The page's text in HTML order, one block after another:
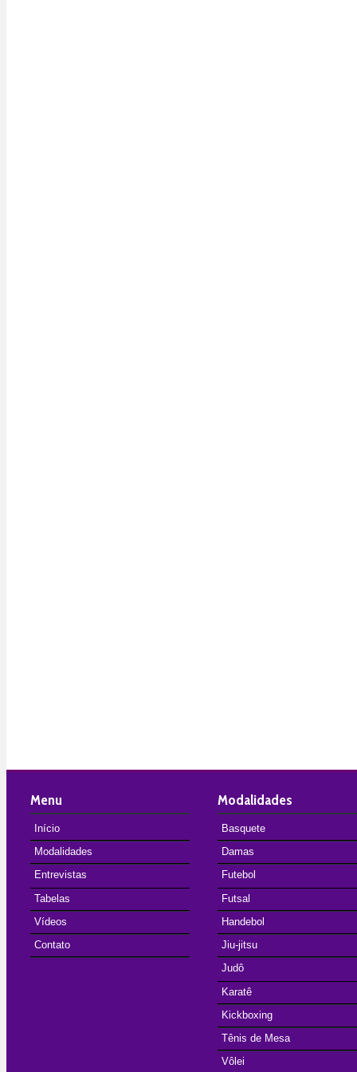
Menu
Início
Modalidades
Entrevistas
Tabelas
Vídeos
Contato
Modalidades
Basquete
Damas
Futebol
Futsal
Handebol
Jiu-jitsu
Judô
Karatê
Kickboxing
Tênis de Mesa
Vôlei